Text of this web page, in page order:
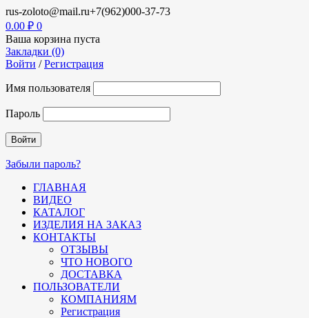
rus-zoloto@mail.ru+7(962)000-37-73
0.00 ₽ 0
Ваша корзина пуста
Закладки (0)
Войти /Регистрация
Имя пользователя
Пароль
Забыли пароль?
ГЛАВНАЯ
ВИДЕО
КАТАЛОГ
ИЗДЕЛИЯ НА ЗАКАЗ
КОНТАКТЫ
ОТЗЫВЫ
ЧТО НОВОГО
ДОСТАВКА
ПОЛЬЗОВАТЕЛИ
КОМПАНИЯМ
Регистрация